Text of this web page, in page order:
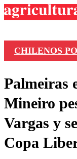
CHILENOS
Palmeiras
Mineiro
Vargas y
Copa